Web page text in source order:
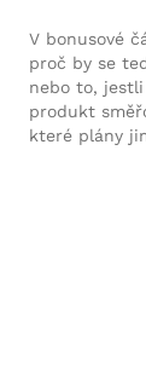
V bonusové
proč by se
nebo to,
produkt
které plány